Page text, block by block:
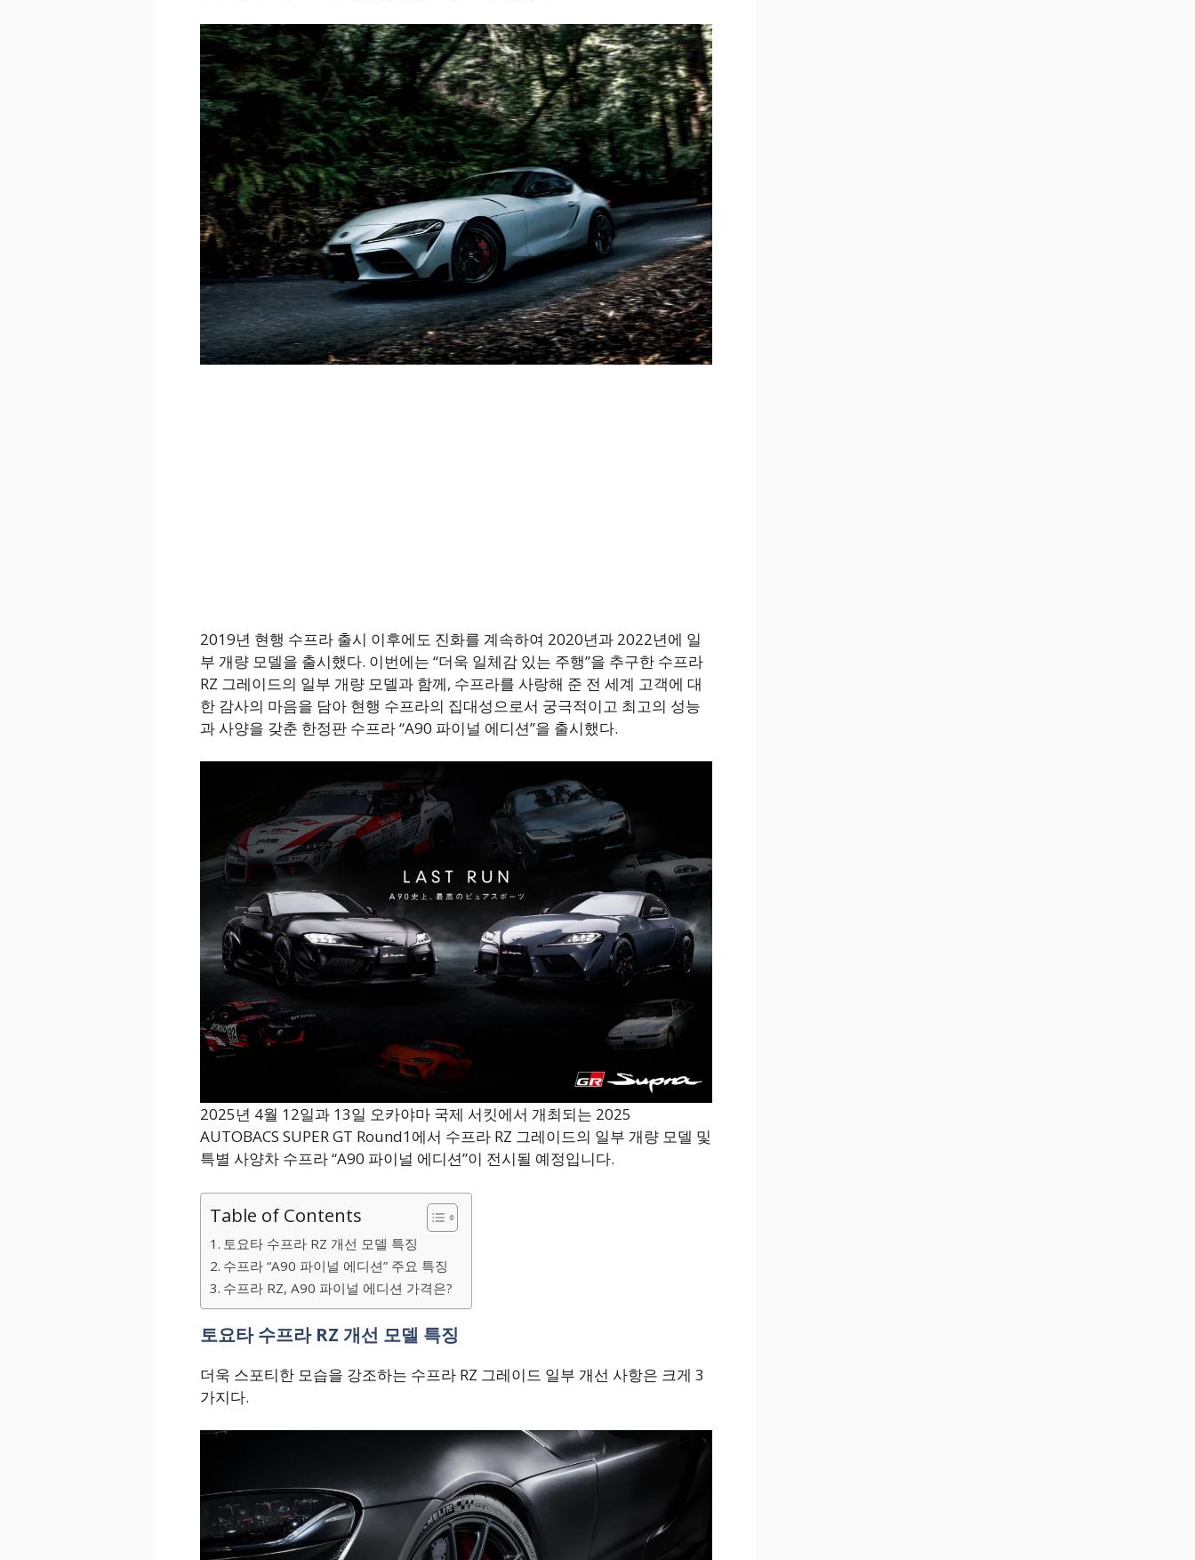
2019년 현행 수프라 출시 이후에도 진화를 계속하여 2020년과 2022년에 일
부 개량 모델을 출시했다. 이번에는 “더욱 일체감 있는 주행”을 추구한 수프라
RZ 그레이드의 일부 개량 모델과 함께, 수프라를 사랑해 준 전 세계 고객에 대
한 감사의 마음을 담아 현행 수프라의 집대성으로서 궁극적이고 최고의 성능
과 사양을 갖춘 한정판 수프라 “A90 파이널 에디션”을 출시했다.
2025년 4월 12일과 13일 오카야마 국제 서킷에서 개최되는 2025
AUTOBACS SUPER GT Round1에서 수프라 RZ 그레이드의 일부 개량 모델 및
특별 사양차 수프라 “A90 파이널 에디션”이 전시될 예정입니다.
Table of Contents
토요타 수프라 RZ 개선 모델 특징
수프라 “A90 파이널 에디션” 주요 특징
수프라 RZ, A90 파이널 에디션 가격은?
토요타 수프라 RZ 개선 모델 특징
더욱 스포티한 모습을 강조하는 수프라 RZ 그레이드 일부 개선 사항은 크게 3
가지다.